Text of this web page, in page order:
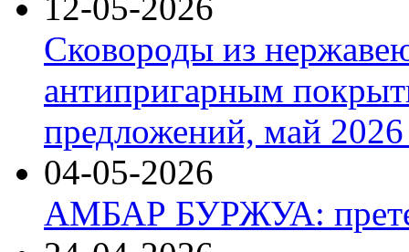
Сковороды из
антипригарным
предложений, май 2026
04-05-2026
АМБАР БУРЖУА: